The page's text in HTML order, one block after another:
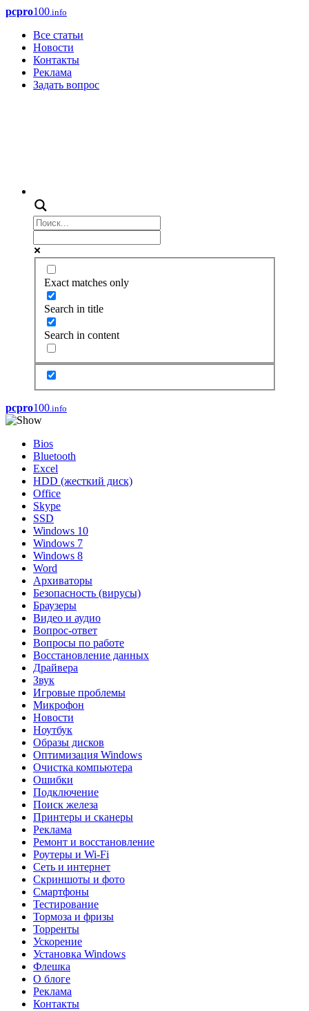
pcpro100.info
Все статьи
Новости
Контакты
Реклама
Задать вопрос
Exact matches only
Search in title
Search in content
pcpro100.info
Bios
Bluetooth
Excel
HDD (жесткий диск)
Office
Skype
SSD
Windows 10
Windows 7
Windows 8
Word
Архиваторы
Безопасность (вирусы)
Браузеры
Видео и аудио
Вопрос-ответ
Вопросы по работе
Восстановление данных
Драйвера
Звук
Игровые проблемы
Микрофон
Новости
Ноутбук
Образы дисков
Оптимизация Windows
Очистка компьютера
Ошибки
Подключение
Поиск железа
Принтеры и сканеры
Реклама
Ремонт и восстановление
Роутеры и Wi-Fi
Сеть и интернет
Скриншоты и фото
Смартфоны
Тестирование
Тормоза и фризы
Торренты
Ускорение
Установка Windows
Флешка
О блоге
Реклама
Контакты